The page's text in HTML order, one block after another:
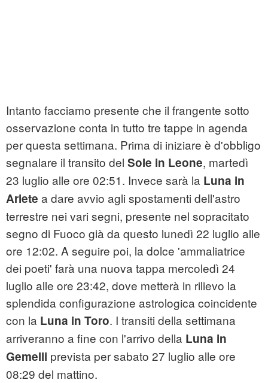
Intanto facciamo presente che il frangente sotto
osservazione conta in tutto tre tappe in agenda
per questa settimana. Prima di iniziare è d'obbligo
segnalare il transito del Sole in Leone, martedì
23 luglio alle ore 02:51. Invece sarà la Luna in
Ariete a dare avvio agli spostamenti dell'astro
terrestre nei vari segni, presente nel sopracitato
segno di Fuoco già da questo lunedì 22 luglio alle
ore 12:02. A seguire poi, la dolce 'ammaliatrice
dei poeti' farà una nuova tappa mercoledì 24
luglio alle ore 23:42, dove metterà in rilievo la
splendida configurazione astrologica coincidente
con la Luna in Toro. I transiti della settimana
arriveranno a fine con l'arrivo della Luna in
Gemelli prevista per sabato 27 luglio alle ore
08:29 del mattino.